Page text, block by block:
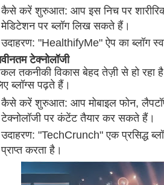
कैसे करें शुरुआत: आप इस निच पर शारीरिक
मेडिटेशन पर ब्लॉग लिख सकते हैं।
उदाहरण: "HealthifyMe" ऐप का ब्लॉग
टेक्नोलॉजी
तकनीकी विकास बेहद तेज़ी से हो रहा
ब्लॉग्स पढ़ते हैं।
कैसे करें शुरुआत: आप मोबाइल फोन,
टेक्नोलॉजी पर कंटेंट तैयार कर सकते हैं।
उदाहरण: "TechCrunch" एक प्रसिद्ध
प्राप्त करता है।